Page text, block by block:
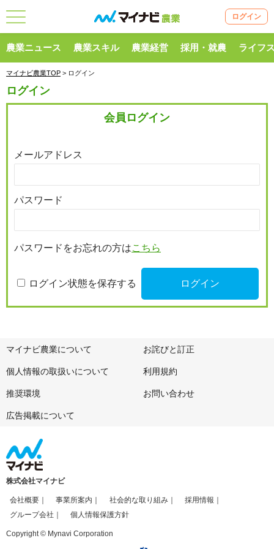
ログイン
農業ニュース 農業スキル 農業経営 採用・就農 ライフ
マイナビ農業TOP > ログイン
ログイン
会員ログイン
メールアドレス
パスワード
パスワードをお忘れの方はこちら
ログイン状態を保存する
マイナビ農業について お詫びと訂正
個人情報の取扱いについて 利用規約
推奨環境 お問い合わせ
広告掲載について
株式会社マイナビ
会社概要 事業所案内 社会的な取り組み
採用情報
グループ会社
個人情報保護方針
Copyright © Mynavi Corporation